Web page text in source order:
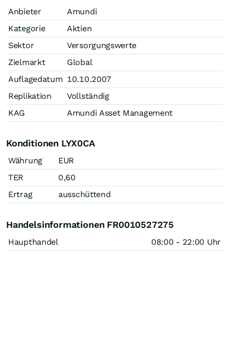
Anbieter
Amundi
Kategorie
Aktien
Sektor
Versorgungswerte
Zielmarkt
Global
Auflagedatum 10.10.2007
Replikation
Vollständig
KAG
Amundi Asset Management
Konditionen LYX0CA
Währung
EUR
TER
0,60
Ertrag
ausschüttend
Handelsinformationen FR0010527275
Haupthandel 08:00 - 22:00 Uhr